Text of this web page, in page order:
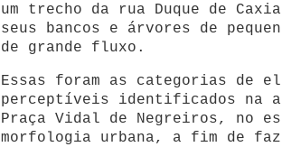
um trecho da rua Duque de
seus bancos e árvores de
de grande fluxo.
Essas foram as categorias de
perceptíveis identificados na
Praça Vidal de Negreiros, no
morfologia urbana, a fim de